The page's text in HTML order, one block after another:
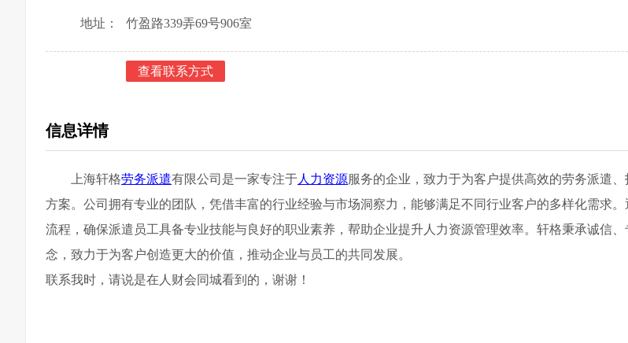
地址： 竹盈路339弄69号906室
查看联系方式
信息详情
上海轩格劳务派遣有限公司是一家专注于人力资源服务的企业，致力于为客户提供高效的劳务派遣
方案。公司拥有专业的团队，凭借丰富的行业经验与市场洞察力，能够满足不同行业客户的多样化需求。
流程，确保派遣员工具备专业技能与良好的职业素养，帮助企业提升人力资源管理效率。轩格秉承诚信
念，致力于为客户创造更大的价值，推动企业与员工的共同发展。
联系我时，请说是在人财会同城看到的，谢谢！